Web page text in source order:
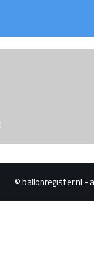
© ballonregister.nl -